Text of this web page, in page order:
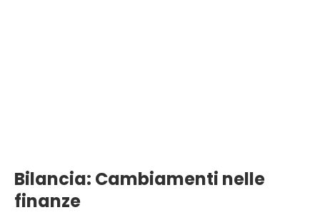
Bilancia: Cambiamenti nelle
finanze